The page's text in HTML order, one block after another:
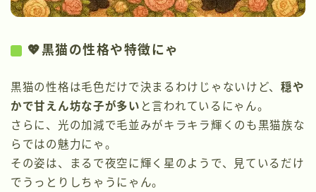
💖黒猫の性格や特徴にゃ
黒猫の性格は毛色だけで決まるわけじゃないけど、穏や
かで甘えん坊な子が多い と言われているにゃん。
さらに、光の加減で毛並みがキラキラ輝くのも黒猫族な
らではの魅力にゃ。
その姿は、まるで夜空に輝く星のようで、見ているだけ
でうっとりしちゃうにゃん。